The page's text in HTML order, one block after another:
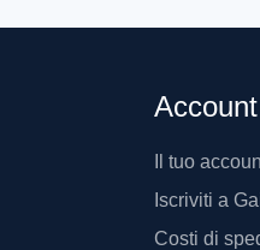
Il tuo
Iscriviti a
Costi di